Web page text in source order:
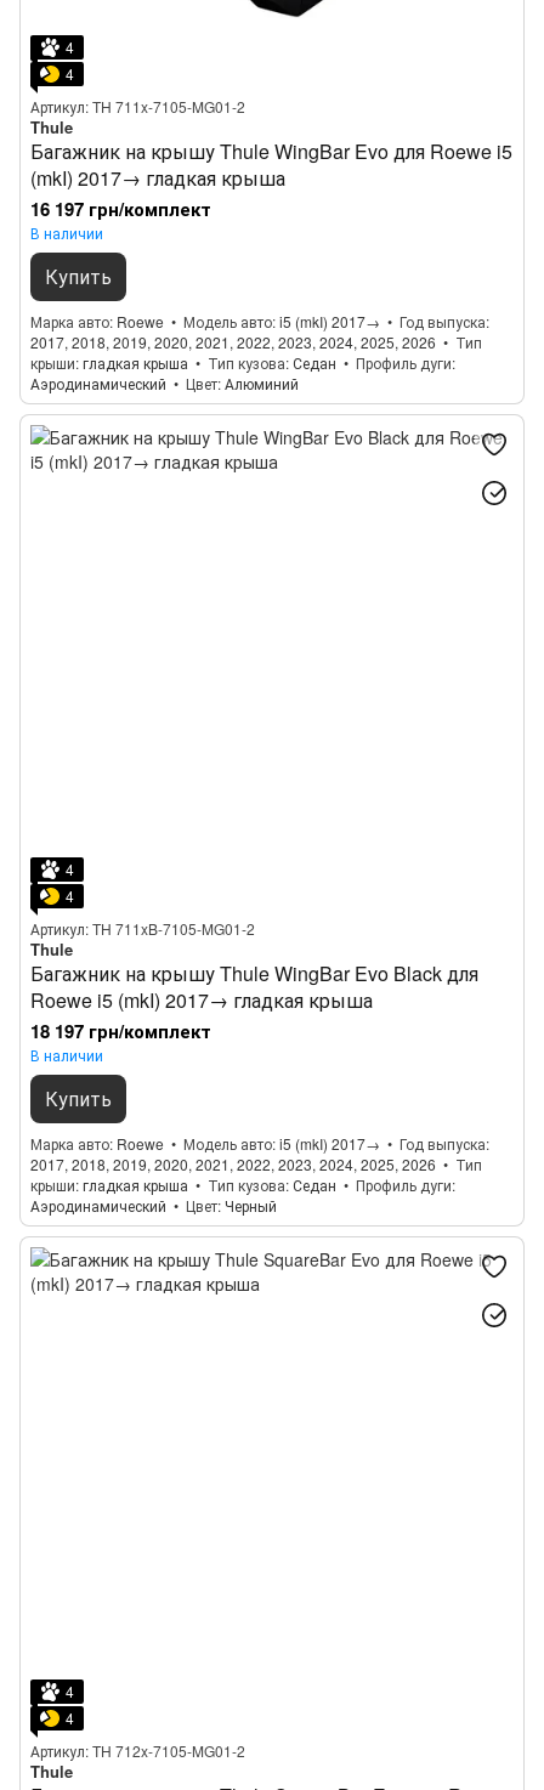
4
4
Артикул: TH 711x-7105-MG01-2
Thule
Багажник на крышу Thule WingBar Evo для Roewe i5
(mkI) 2017→ гладкая крыша
16 197 грн/комплект
В наличии
Купить
Марка авто Roewe Модель авто i5 (mkI) 2017→
Год выпуска
2017, 2018, 2019, 2020, 2021, 2022, 2023, 2024, 2025, 2026
Тип
крыши гладкая крыша Тип кузова Седан
Профиль дуги
Аэродинамический
Цвет Алюминий
4
4
Артикул: TH 711xB-7105-MG01-2
Thule
Багажник на крышу Thule WingBar Evo Black для
Roewe i5 (mkI) 2017→ гладкая крыша
18 197 грн/комплект
В наличии
Купить
Марка авто Roewe Модель авто i5 (mkI) 2017→
Год выпуска
2017, 2018, 2019, 2020, 2021, 2022, 2023, 2024, 2025, 2026
Тип
крыши гладкая крыша Тип кузова Седан
Профиль дуги
Аэродинамический
Цвет Черный
4
4
Артикул: TH 712x-7105-MG01-2
Thule